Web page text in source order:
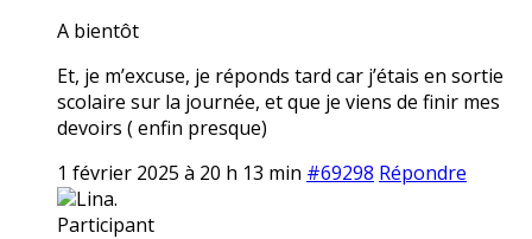
A bientôt
Et, je m’excuse, je réponds tard car j’étais en sortie
scolaire sur la journée, et que je viens de finir mes
devoirs ( enfin presque)
1 février 2025 à 20 h 13 min #69298 Répondre
Lina.
Participant